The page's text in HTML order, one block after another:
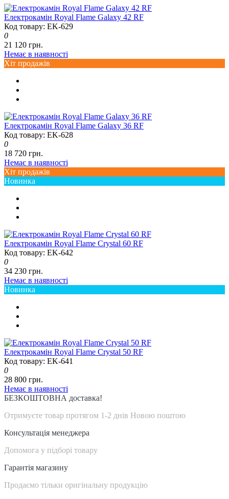
Електрокамін Royal Flame Galaxy 42 RF
Код товару: EK-629
0
21 120 грн.
Немає в наявності
Хіт продажів
Електрокамін Royal Flame Galaxy 36 RF
Код товару: EK-628
0
18 720 грн.
Немає в наявності
Хіт продажів
Новинка
Електрокамін Royal Flame Crystal 60 RF
Код товару: EK-642
0
34 230 грн.
Немає в наявності
Новинка
Електрокамін Royal Flame Crystal 50 RF
Код товару: EK-641
0
28 800 грн.
Немає в наявності
БЕЗКОШТОВНА доставка!
Отримуєте товар протягом 1-2 днів Новою поштою
Консультація менеджера
Допомога у підборі товару
Гарантія магазину
Продаємо тільки оригінальну продукцію